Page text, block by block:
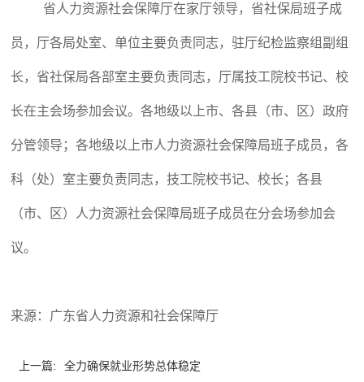
省人力资源社会保障厅在家厅领导，省社保局班子成
员，厅各局处室、单位主要负责同志，驻厅纪检监察组副组
长，省社保局各部室主要负责同志，厅属技工院校书记、校
长在主会场参加会议。各地级以上市、各县（市、区）政府
分管领导；各地级以上市人力资源社会保障局班子成员，各
科（处）室主要负责同志，技工院校书记、校长；各县
（市、区）人力资源社会保障局班子成员在分会场参加会
议。
来源：广东省人力资源和社会保障厅
上一篇:
全力确保就业形势总体稳定